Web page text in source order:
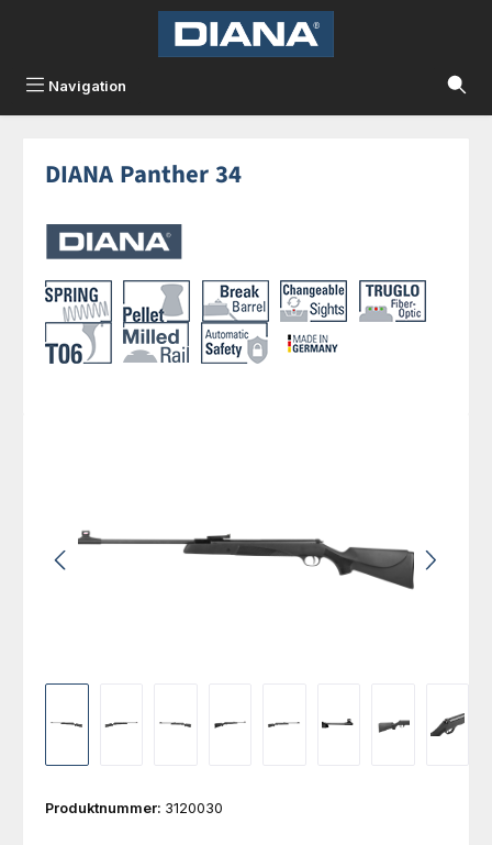
Zum Hauptinhalt springen
Navigation
DIANA Panther 34
Produktnummer: 3120030